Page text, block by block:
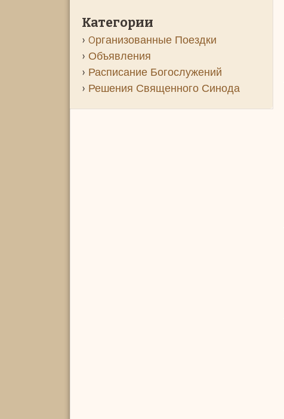
Категории
Oрганизованные Поездки
Объявления
Расписание Богослужений
Решения Священного Синода